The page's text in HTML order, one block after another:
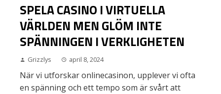
SPELA CASINO I VIRTUELLA
VÄRLDEN MEN GLÖM INTE
SPÄNNINGEN I VERKLIGHETEN
Grizzlys april 8, 2024
När vi utforskar onlinecasinon, upplever vi ofta
en spänning och ett tempo som är svårt att